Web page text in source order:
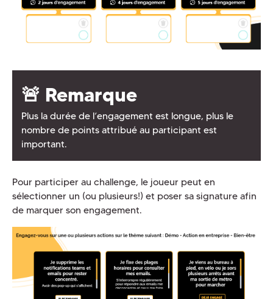
🚨 Remarque
Plus la durée de l’engagement est longue, plus le
nombre de points attribué au participant est
important.
Pour participer au challenge, le joueur peut en
sélectionner un (ou plusieurs!) et poser sa signature afin
de marquer son engagement.